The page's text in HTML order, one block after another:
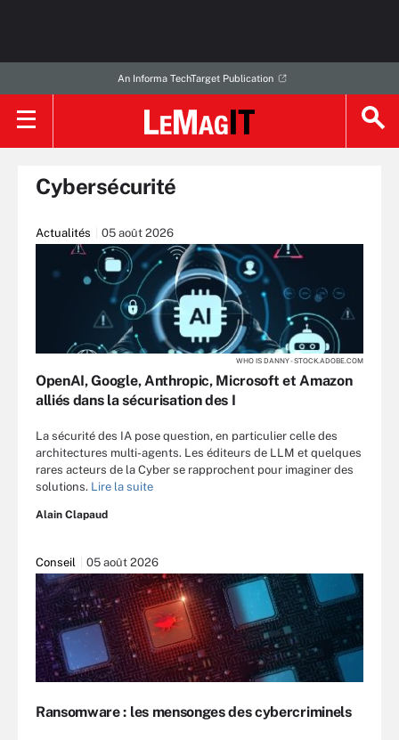
An Informa TechTarget Publication
Cybersécurité
Actualités 05 août 2026
WHO IS DANNY - STOCK.ADOBE.COM
OpenAI, Google, Anthropic, Microsoft et Amazon
alliés dans la sécurisation des I
La sécurité des IA pose question, en particulier celle des
architectures multi-agents. Les éditeurs de LLM et quelques
rares acteurs de la Cyber se rapprochent pour imaginer des
solutions. Lire la suite
Alain Clapaud
Conseil 05 août 2026
Ransomware : les mensonges des cybercriminels